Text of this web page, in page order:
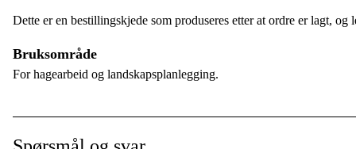
Sverdlengde:
Garanti
Dette er en bestillingskjede som produseres etter at ordre er lagt,
Bruksområde
For hagearbeid og landskapsplanlegging.